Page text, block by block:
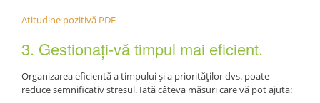
Atitudine pozitivă PDF
3. Gestionați-vă timpul mai eficient.
Organizarea eficientă a timpului și a priorităților dvs. poate
reduce semnificativ stresul. Iată câteva măsuri care vă pot ajuta: